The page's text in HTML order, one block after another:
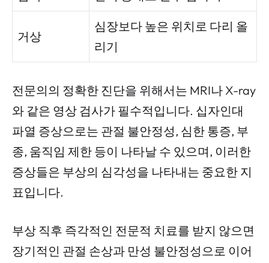
거상
심장보다 높은 위치로 다리 올
리기
전문의의 정확한 진단을 위해서는 MRI나 X-ray
와 같은 영상 검사가 필수적입니다. 십자인대
파열 증상으로는 관절 불안정성, 심한 통증, 부
종, 움직임 제한 등이 나타날 수 있으며, 이러한
증상들은 부상의 심각성을 나타내는 중요한 지
표입니다.
부상 직후 즉각적인 전문적 치료를 받지 않으면
장기적인 관절 손상과 만성 불안정성으로 이어